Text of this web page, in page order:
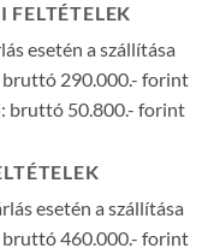
FELTÉTELEK
esetén a szállítása
bruttó 290.000.- forint
bruttó 50.800.- forint
esetén a szállítása
bruttó 460.000.- forint